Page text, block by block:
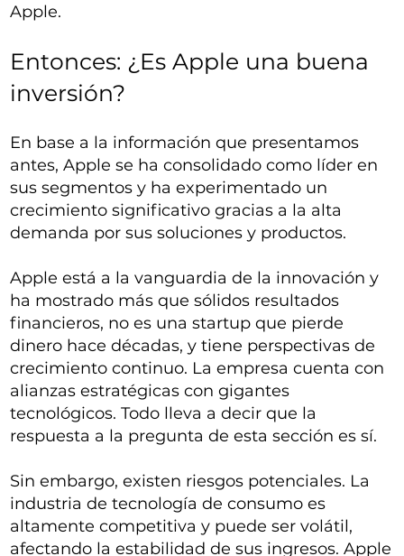
Apple.
Entonces: ¿Es Apple una buena
inversión?
En base a la información que presentamos
antes, Apple se ha consolidado como líder en
sus segmentos y ha experimentado un
crecimiento significativo gracias a la alta
demanda por sus soluciones y productos.
Apple está a la vanguardia de la innovación y
ha mostrado más que sólidos resultados
financieros, no es una startup que pierde
dinero hace décadas, y tiene perspectivas de
crecimiento continuo. La empresa cuenta con
alianzas estratégicas con gigantes
tecnológicos. Todo lleva a decir que la
respuesta a la pregunta de esta sección es sí.
Sin embargo, existen riesgos potenciales. La
industria de tecnología de consumo es
altamente competitiva y puede ser volátil,
afectando la estabilidad de sus ingresos. Apple